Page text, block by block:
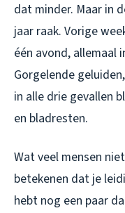
dat minder. Maar in
jaar raak. Vorige
één avond, allemaal
Gorgelende
in alle drie gevallen
en bladresten.
Wat veel mensen
betekenen dat je
hebt nog een paar